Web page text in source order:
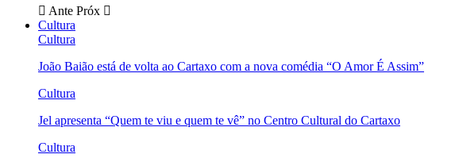
Ante Próx
Cultura
Cultura
João Baião está de volta ao Cartaxo com a nova comédia “O Amor É Assim”
Cultura
Jel apresenta “Quem te viu e quem te vê” no Centro Cultural do Cartaxo
Cultura